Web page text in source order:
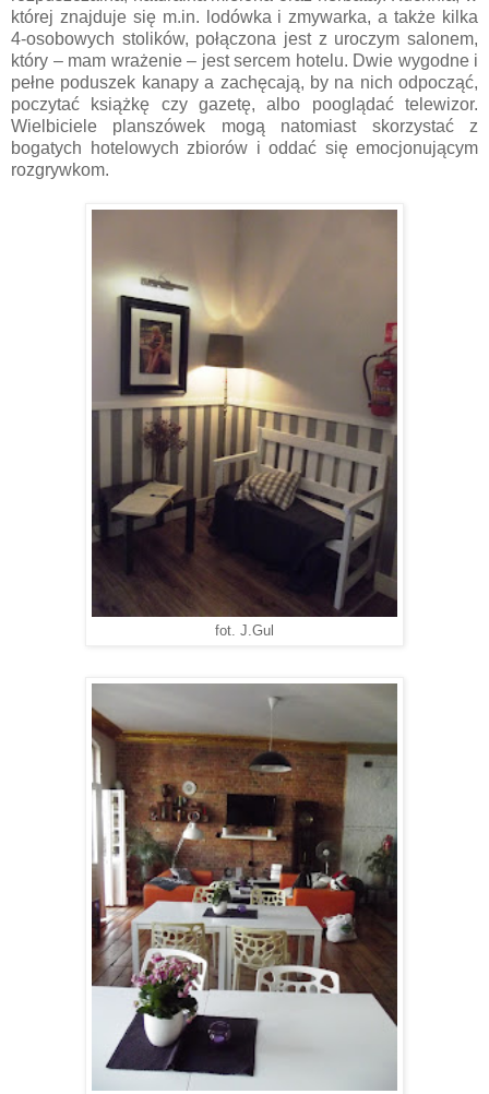
której znajduje się m.in. lodówka i zmywarka, a także kilka
4-osobowych stolików, połączona jest z uroczym salonem,
który – mam wrażenie – jest sercem hotelu. Dwie wygodne i
pełne poduszek kanapy a zachęcają, by na nich odpocząć,
poczytać książkę czy gazetę, albo pooglądać telewizor.
Wielbiciele planszówek mogą natomiast skorzystać z
bogatych hotelowych zbiorów i oddać się emocjonującym
rozgrywkom.
fot. J.Gul